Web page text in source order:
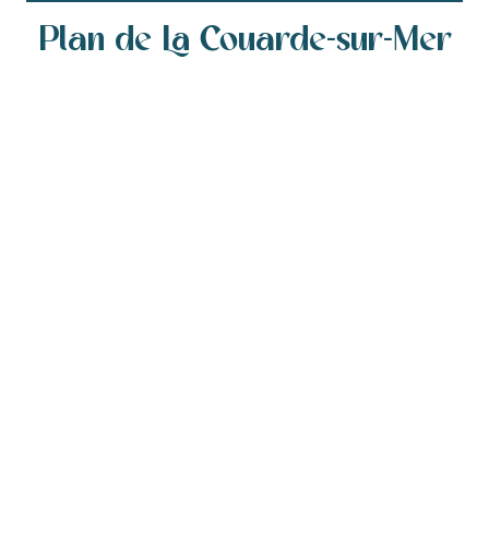
Plan de La Couarde-sur-Mer